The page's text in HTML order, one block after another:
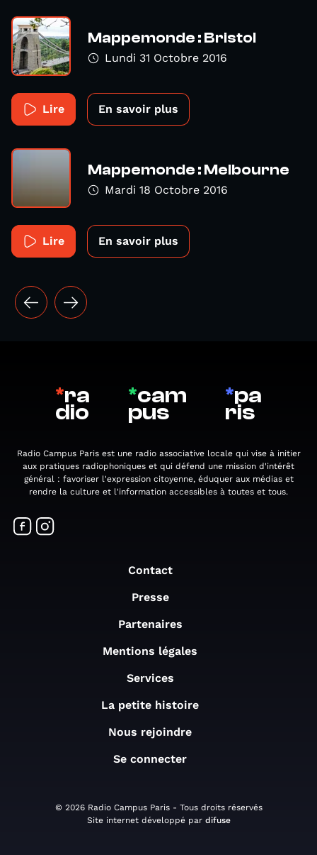
Mappemonde : Bristol
Lundi 31 Octobre 2016
Lire En savoir plus
Mappemonde : Melbourne
Mardi 18 Octobre 2016
Lire En savoir plus
*ra
dio
*cam
pus
*pa
ris
Radio Campus Paris est une radio associative locale qui vise à initier
aux pratiques radiophoniques et qui défend une mission d'intérêt
général : favoriser l'expression citoyenne, éduquer aux médias et
rendre la culture et l'information accessibles à toutes et tous.
Contact
Presse
Partenaires
Mentions légales
Services
La petite histoire
Nous rejoindre
Se connecter
© 2026 Radio Campus Paris - Tous droits réservés
Site internet développé par difuse